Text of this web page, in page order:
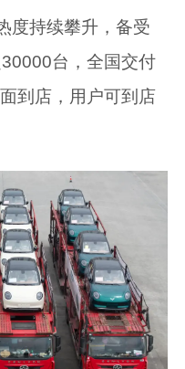
度持续攀升，备受
台，全国交付
到店，用户可到店